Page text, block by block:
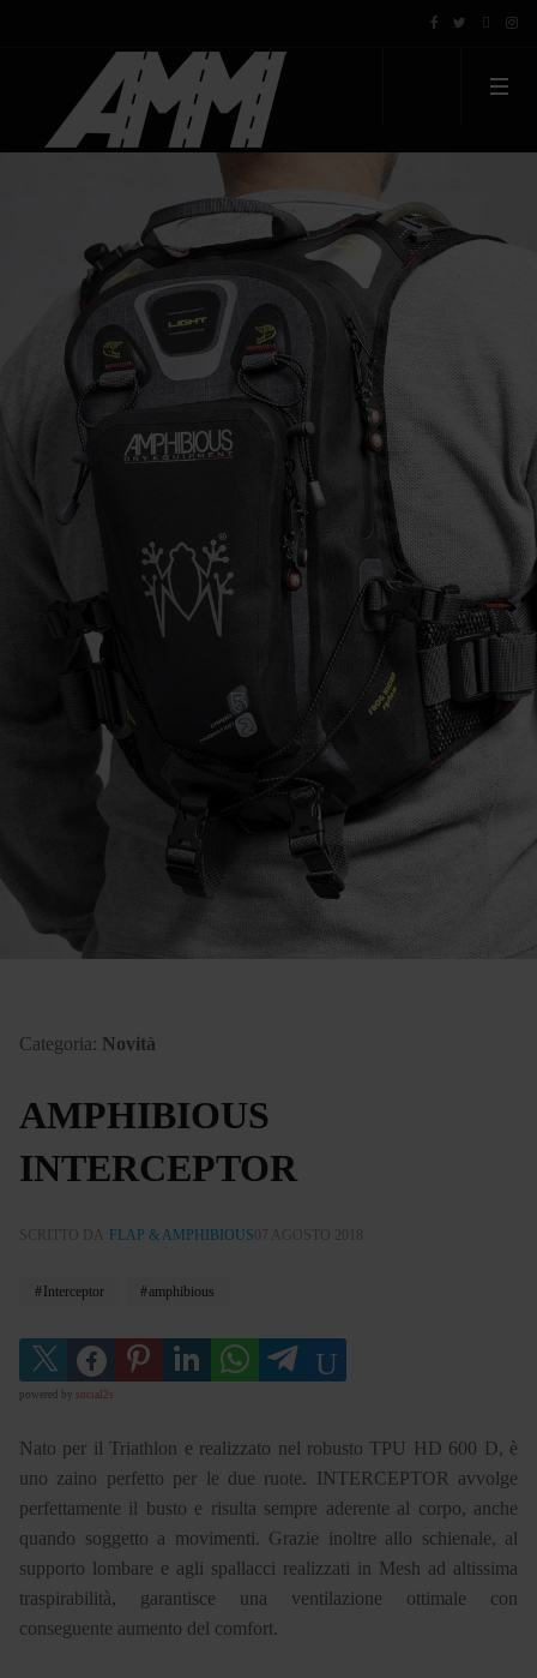
Categoria: Novità
AMPHIBIOUS
INTERCEPTOR
SCRITTO DA FLAP & AMPHIBIOUS 07 AGOSTO 2018
Interceptor amphibious
powered by social2s
Nato per il Triathlon e realizzato nel robusto TPU HD 600 D, è
uno zaino perfetto per le due ruote. INTERCEPTOR avvolge
perfettamente il busto e risulta sempre aderente al corpo, anche
quando soggetto a movimenti. Grazie inoltre allo schienale, al
supporto lombare e agli spallacci realizzati in Mesh ad altissima
traspirabilità, garantisce una ventilazione ottimale con
conseguente aumento del comfort.